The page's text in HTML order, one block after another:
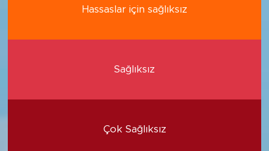
Hassaslar için sağlıksız
Sağlıksız
Çok Sağlıksız